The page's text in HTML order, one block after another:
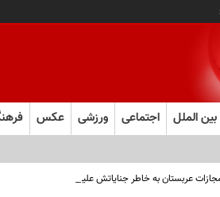
بین الملل اجتماعی ورزشی عکس
عربستان به خاطر جنایاتش علیه ملت یمن نخواهد شد